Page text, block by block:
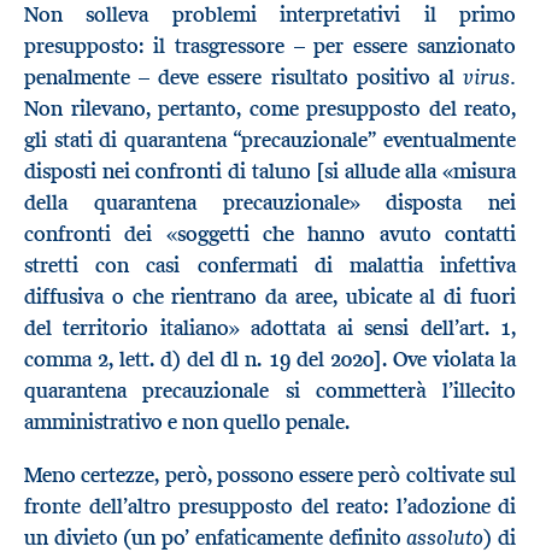
Non solleva problemi interpretativi il primo
presupposto: il trasgressore – per essere sanzionato
penalmente – deve essere risultato positivo al virus.
Non rilevano, pertanto, come presupposto del reato,
gli stati di quarantena “precauzionale” eventualmente
disposti nei confronti di taluno [si allude alla «misura
della quarantena precauzionale» disposta nei
confronti dei «soggetti che hanno avuto contatti
stretti con casi confermati di malattia infettiva
diffusiva o che rientrano da aree, ubicate al di fuori
del territorio italiano» adottata ai sensi dell’art. 1,
comma 2, lett. d) del dl n. 19 del 2020]. Ove violata la
quarantena precauzionale si commetterà l’illecito
amministrativo e non quello penale.
Meno certezze, però, possono essere però coltivate sul
fronte dell’altro presupposto del reato: l’adozione di
un divieto (un po’ enfaticamente definitoassoluto) di